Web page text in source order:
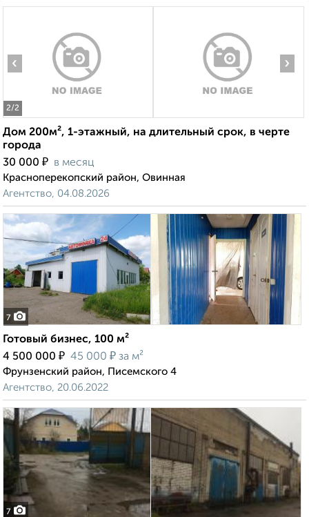
2/2
‹ ›
Дом 200м², 1-этажный, на длительный срок, в черте
города
30 000 ₽ в месяц
Красноперекопский район, Овинная
Агентство, 04.08.2026
7
Готовый бизнес, 100 м²
4 500 000 ₽ 45 000 ₽ за м²
Фрунзенский район, Писемского 4
Агентство, 20.06.2022
7